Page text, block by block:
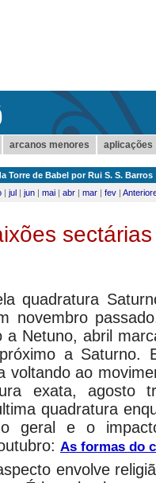
arcanos menores aplicações
Torre de Babel por Rui S. S. Barros
| jul | jun | mai | abr | mar | fev |
quadratura
novembro
a Netuno, abril
a
voltando ao
exata, agosto
quadratura
geral e o
As formas do
envolve